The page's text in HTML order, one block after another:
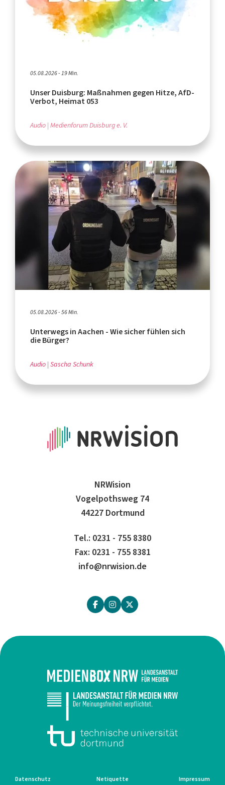
05.08.2026 - 19 Min.
Unser Duisburg: Maßnahmen gegen Hitze, AfD-
Verbot, Heimat 053
Audio Medienforum Duisburg e. V.
05.08.2026 - 56 Min.
Unterwegs in Aachen - Wie sicher fühlen sich
die Bürger?
Audio Sascha Schunk
NRWision
Vogelpothsweg 74
44227 Dortmund
Tel.: 0231 - 755 8380
Fax: 0231 - 755 8381
info@nrwision.de
Datenschutz Netiquette Impressum